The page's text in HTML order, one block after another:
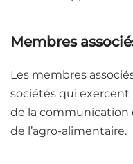
Membres
Les membres
sociétés qui
de la communication
de l’agro-alimentaire.